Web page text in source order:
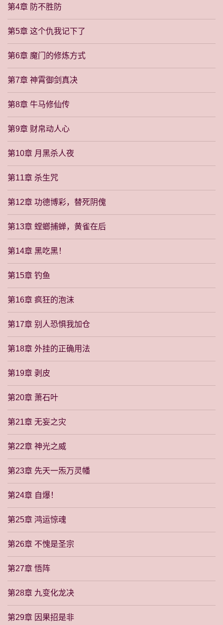
第4章 防不胜防
第5章 这个仇我记下了
第6章 魔门的修炼方式
第7章 神霄御剑真决
第8章 牛马修仙传
第9章 财帛动人心
第10章 月黑杀人夜
第11章 杀生咒
第12章 功德博彩，替死阴傀
第13章 螳螂捕蝉，黄雀在后
第14章 黑吃黑！
第15章 钓鱼
第16章 疯狂的泡沫
第17章 别人恐惧我加仓
第18章 外挂的正确用法
第19章 剥皮
第20章 萧石叶
第21章 无妄之灾
第22章 神光之威
第23章 先天一炁万灵幡
第24章 自爆！
第25章 鸿运惊魂
第26章 不愧是圣宗
第27章 悟阵
第28章 九变化龙决
第29章 因果招是非